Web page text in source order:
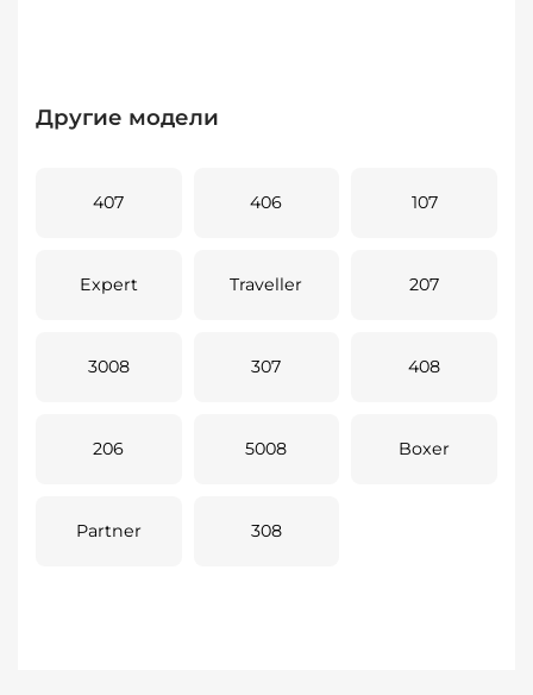
Другие модели
407 406 107
Expert Traveller 207
3008 307 408
206 5008 Boxer
Partner 308